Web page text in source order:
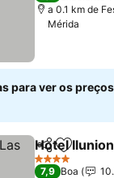
a 0.1 km de
Mérida
para ver os preços
Partilhar
Hotel
4 Estrelas
7,9 Boa